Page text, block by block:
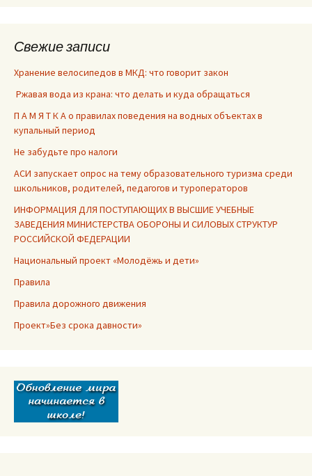
Свежие записи
Хранение велосипедов в МКД: что говорит закон
Ржавая вода из крана: что делать и куда обращаться
П А М Я Т К А о правилах поведения на водных объектах в
купальный период
Не забудьте про налоги
АСИ запускает опрос на тему образовательного туризма среди
школьников, родителей, педагогов и туроператоров
ИНФОРМАЦИЯ ДЛЯ ПОСТУПАЮЩИХ В ВЫСШИЕ УЧЕБНЫЕ
ЗАВЕДЕНИЯ МИНИСТЕРСТВА ОБОРОНЫ И СИЛОВЫХ СТРУКТУР
РОССИЙСКОЙ ФЕДЕРАЦИИ
Национальный проект «Молодёжь и дети»
Правила
Правила дорожного движения
Проект»Без срока давности»